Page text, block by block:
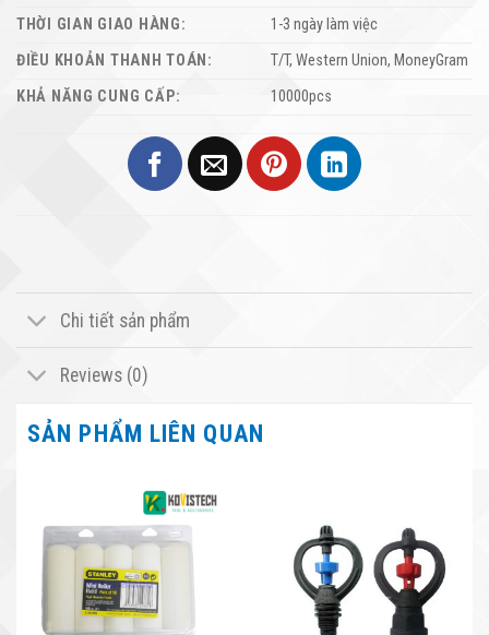
THỜI GIAN GIAO HÀNG:
1-3 ngày làm việc
ĐIỀU KHOẢN THANH TOÁN:
T/T, Western Union, MoneyGram
KHẢ NĂNG CUNG CẤP:
10000pcs
Chi tiết sản phẩm
Reviews (0)
SẢN PHẨM LIÊN QUAN